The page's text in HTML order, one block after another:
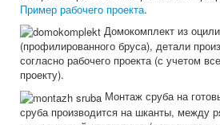
Пример рабочего проекта.
Домокомплект из
(профилированного бруса), детали
согласно рабочего проекта (с учетом
проекту).
Монтаж сруба на
сруба производится на шканты, между